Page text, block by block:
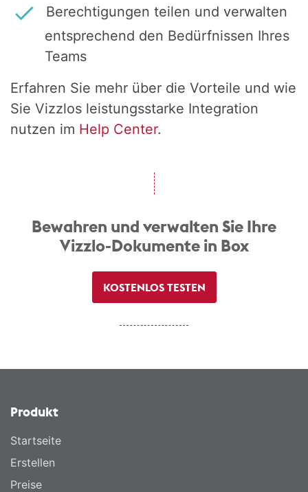
Berechtigungen teilen und verwalten
entsprechend den Bedürfnissen Ihres
Teams
Erfahren Sie mehr über die Vorteile und wie
Sie Vizzlos leistungsstarke Integration
nutzen im Help Center.
Bewahren und verwalten Sie Ihre
Vizzlo-Dokumente in Box
KOSTENLOS TESTEN
Produkt
Startseite
Erstellen
Preise